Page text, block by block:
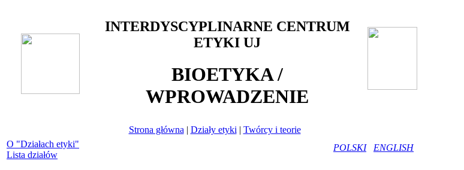
INTERDYSCYPLINARNE CENTRUM
ETYKI UJ
BIOETYKA /
WPROWADZENIE
Strona główna | Działy etyki | Twórcy i teorie
O "Działach etyki"
Lista działów
POLSKI ENGLISH